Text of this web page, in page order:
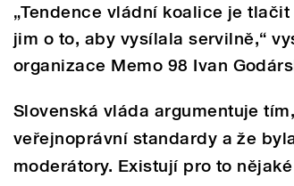
„Tendence vládní koalice je
jim o to, aby vysílala servilně,“
organizace Memo 98 Ivan
Slovenská vláda argumentuje
veřejnoprávní standardy a že
moderátory. Existují pro to